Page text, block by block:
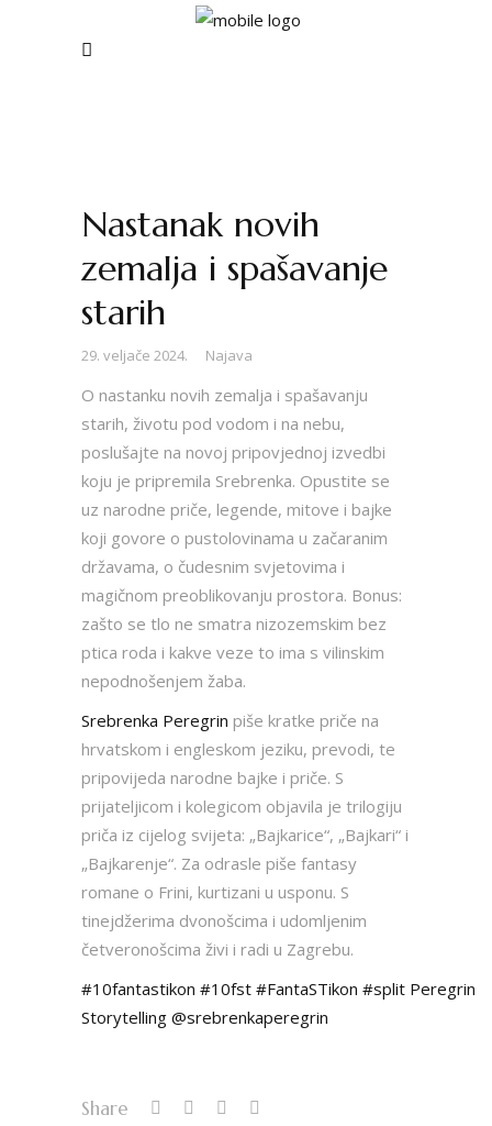
Nastanak novih
zemalja i spašavanje
starih
29. veljače 2024. Najava
O nastanku novih zemalja i spašavanju
starih, životu pod vodom i na nebu,
poslušajte na novoj pripovjednoj izvedbi
koju je pripremila Srebrenka. Opustite se
uz narodne priče, legende, mitove i bajke
koji govore o pustolovinama u začaranim
državama, o čudesnim svjetovima i
magičnom preoblikovanju prostora. Bonus:
zašto se tlo ne smatra nizozemskim bez
ptica roda i kakve veze to ima s vilinskim
nepodnošenjem žaba.
Srebrenka Peregrin piše kratke priče na
hrvatskom i engleskom jeziku, prevodi, te
pripovijeda narodne bajke i priče. S
prijateljicom i kolegicom objavila je trilogiju
priča iz cijelog svijeta: „Bajkarice“, „Bajkari“ i
„Bajkarenje“. Za odrasle piše fantasy
romane o Frini, kurtizani u usponu. S
tinejdžerima dvonošcima i udomljenim
četveronošcima živi i radi u Zagrebu.
#10fantastikon #10fst #FantaSTikon #split Peregrin
Storytelling @srebrenkaperegrin
Share